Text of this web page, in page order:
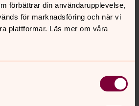
förbättrar din användarupplevelse,
för marknadsföring och när vi
plattformar. Läs mer om våra
frågor på sidans